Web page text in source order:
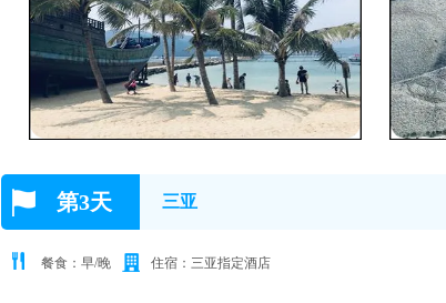
第3天 三亚
餐食：早/晚 住宿：三亚指定酒店